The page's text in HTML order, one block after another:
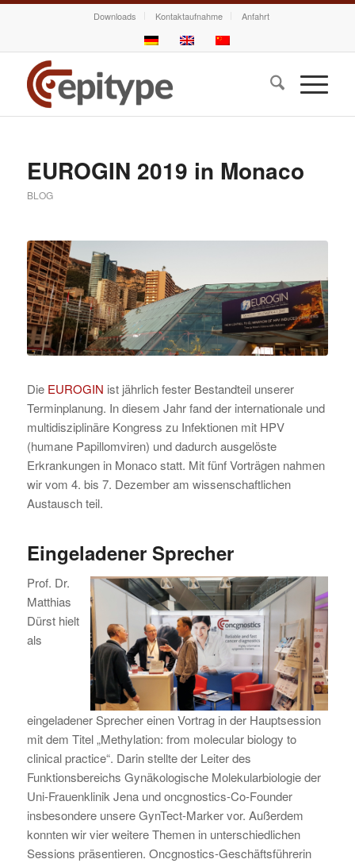
Downloads Kontaktaufnahme Anfahrt
EUROGIN 2019 in Monaco
BLOG
Die EUROGIN ist jährlich fester Bestandteil unserer
Terminplanung. In diesem Jahr fand der internationale und
multidisziplinäre Kongress zu Infektionen mit HPV
(humane Papillomviren) und dadurch ausgelöste
Erkrankungen in Monaco statt. Mit fünf Vorträgen nahmen
wir vom 4. bis 7. Dezember am wissenschaftlichen
Austausch teil.
Eingeladener Sprecher
Prof. Dr.
Matthias
Dürst hielt
als
eingeladener Sprecher einen Vortrag in der Hauptsession
mit dem Titel „Methylation: from molecular biology to
clinical practice“. Darin stellte der Leiter des
Funktionsbereichs Gynäkologische Molekularbiologie der
Uni-Frauenklinik Jena und oncgnostics-Co-Founder
insbesondere unsere GynTect-Marker vor. Außerdem
konnten wir vier weitere Themen in unterschiedlichen
Sessions präsentieren. Oncgnostics-Geschäftsführerin